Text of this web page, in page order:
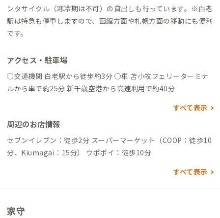
ンタサイクル（寒冷期は不可）の貸出しも行っています。※白老
駅は特急も停車しますので、函館方面や札幌方面の移動にも便利
です。
アクセス・駐車場
○交通機関 白老駅から徒歩約3分 ○車 苫小牧フェリーターミナ
ルから車で約25分 新千歳空港から高速利用で約40分
すべて表示
周辺のお店情報
セブンイレブン：徒歩2分 スーパーマーケット（COOP：徒歩10
分、Kiumagai：15分） ウポポイ：徒歩10分
すべて表示
家守